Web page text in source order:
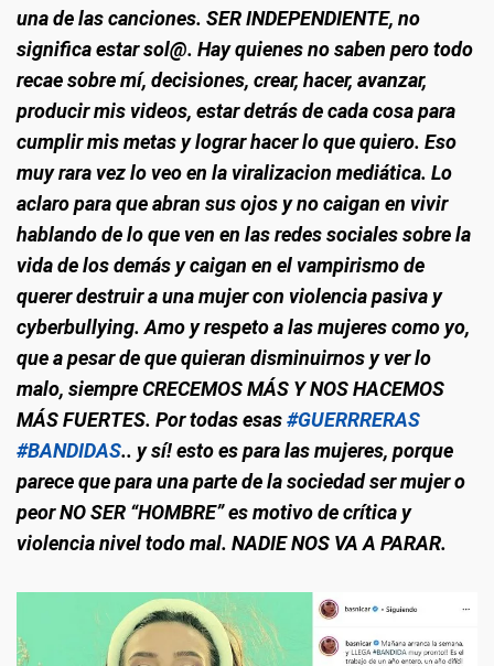
una de las canciones. SER INDEPENDIENTE, no
significa estar sol@. Hay quienes no saben pero todo
recae sobre mí, decisiones, crear, hacer, avanzar,
producir mis videos, estar detrás de cada cosa para
cumplir mis metas y lograr hacer lo que quiero. Eso
muy rara vez lo veo en la viralizacion mediática. Lo
aclaro para que abran sus ojos y no caigan en vivir
hablando de lo que ven en las redes sociales sobre la
vida de los demás y caigan en el vampirismo de
querer destruir a una mujer con violencia pasiva y
cyberbullying. Amo y respeto a las mujeres como yo,
que a pesar de que quieran disminuirnos y ver lo
malo, siempre CRECEMOS MÁS Y NOS HACEMOS
MÁS FUERTES. Por todas esas#GUERRRERAS
#BANDIDAS.. y sí! esto es para las mujeres, porque
parece que para una parte de la sociedad ser mujer o
peor NO SER “HOMBRE” es motivo de crítica y
violencia nivel todo mal. NADIE NOS VA A PARAR.